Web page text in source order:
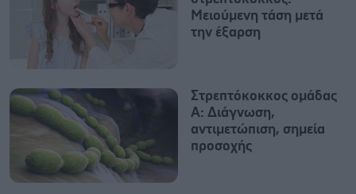
Μειούμενη τάση μετά
την έξαρση
Στρεπτόκοκκος ομάδας
Α: Διάγνωση,
αντιμετώπιση, σημεία
προσοχής